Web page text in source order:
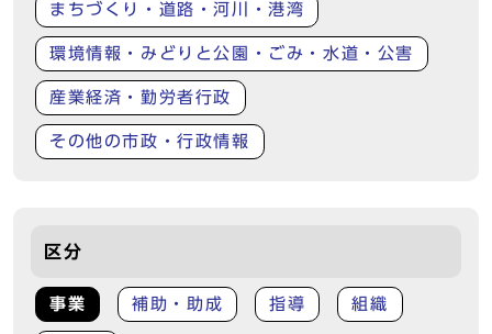
まちづくり・道路・河川・港湾
環境情報・みどりと公園・ごみ・水道・公害
産業経済・勤労者行政
その他の市政・行政情報
区分
事業 補助・助成 指導 組織